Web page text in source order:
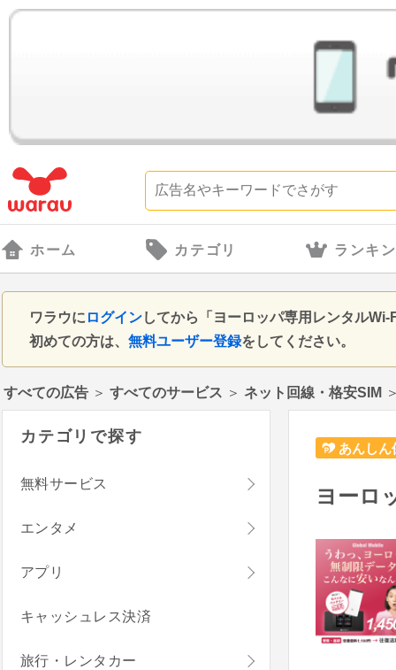
ホーム カテゴリ ランキ
ワラウに ログインしてから「ヨーロッパ専用レンタル
初めての方は、 無料ユーザー登録をしてください。
すべての広告 ＞ すべてのサービス ＞ ネット回線・格安SIM
あんしん
ヨーロ
カテゴリで探す
無料サービス
エンタメ
アプリ
キャッシュレス決済
旅行・レンタカー